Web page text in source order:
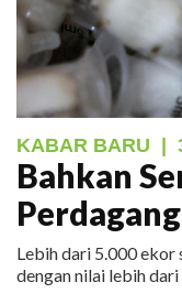
KABAR BARU |
Bahkan
Lebih dari 5.000 ekor
dengan nilai lebih